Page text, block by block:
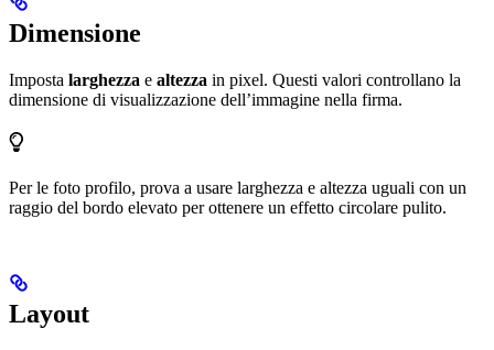
Dimensione
Imposta larghezza e altezza in pixel. Questi valori controllano la
dimensione di visualizzazione dell’immagine nella firma.
Per le foto profilo, prova a usare larghezza e altezza uguali con un
raggio del bordo elevato per ottenere un effetto circolare pulito.
Layout